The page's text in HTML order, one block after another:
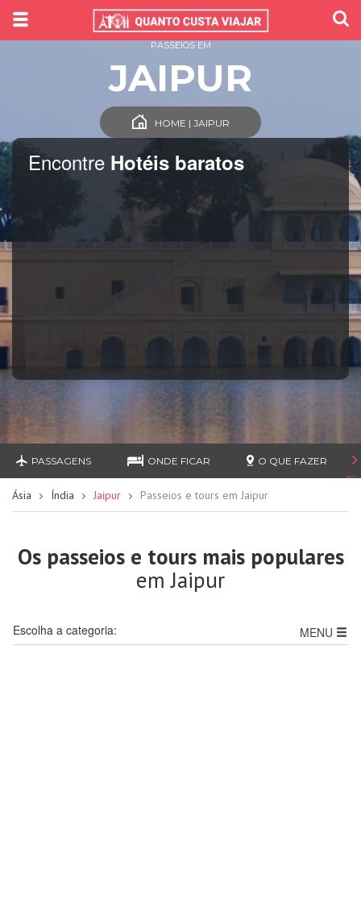
Encontre Hotéis baratos
PASSEIOS EM
JAIPUR
HOME | JAIPUR
PASSAGENS ONDE FICAR O QUE FAZER
Ásia Índia Jaipur Passeios e tours em Jaipur
Os passeios e tours mais populares
em Jaipur
MENU
Escolha a categoria: